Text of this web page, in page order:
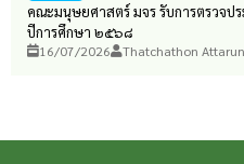
คณะมนุษยศาสตร์ มจร รับการตรวจป
ปีการศึกษา ๒๕๖๘
16/07/2026 Thatchathon